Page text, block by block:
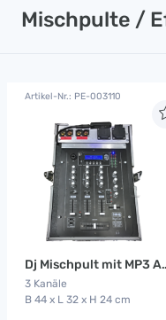
Mischpulte /
Artikel-Nr.: PE-003110
Dj
3 Kanäle
B 44 x L 32 x H 24 cm